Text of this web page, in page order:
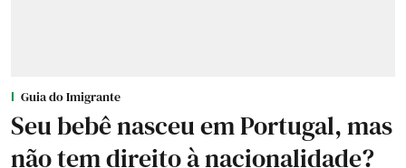
Guia do Imigrante
Seu bebê nasceu em Portugal, mas
não tem direito à nacionalidade?